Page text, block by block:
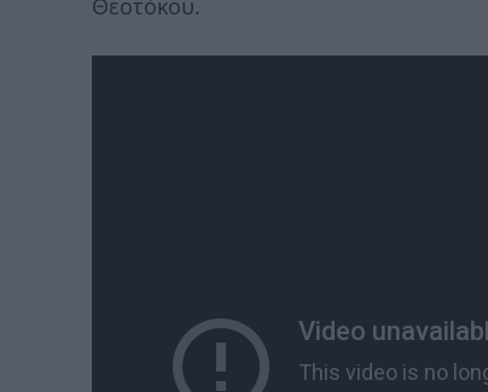
Θεοτόκου.